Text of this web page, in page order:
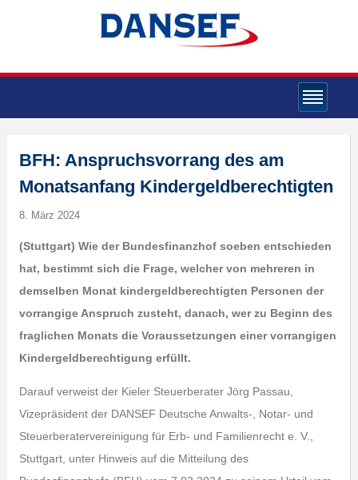
BFH: Anspruchsvorrang des am
Monatsanfang Kindergeldberechtigten
8. März 2024
(Stuttgart) Wie der Bundesfinanzhof soeben entschieden
hat, bestimmt sich die Frage, welcher von mehreren in
demselben Monat kindergeldberechtigten Personen der
vorrangige Anspruch zusteht, danach, wer zu Beginn des
fraglichen Monats die Voraussetzungen einer vorrangigen
Kindergeldberechtigung erfüllt.
Darauf verweist der Kieler Steuerberater Jörg Passau,
Vizepräsident der DANSEF Deutsche Anwalts-, Notar- und
Steuerberatervereinigung für Erb- und Familienrecht e. V.,
Stuttgart, unter Hinweis auf die Mitteilung des